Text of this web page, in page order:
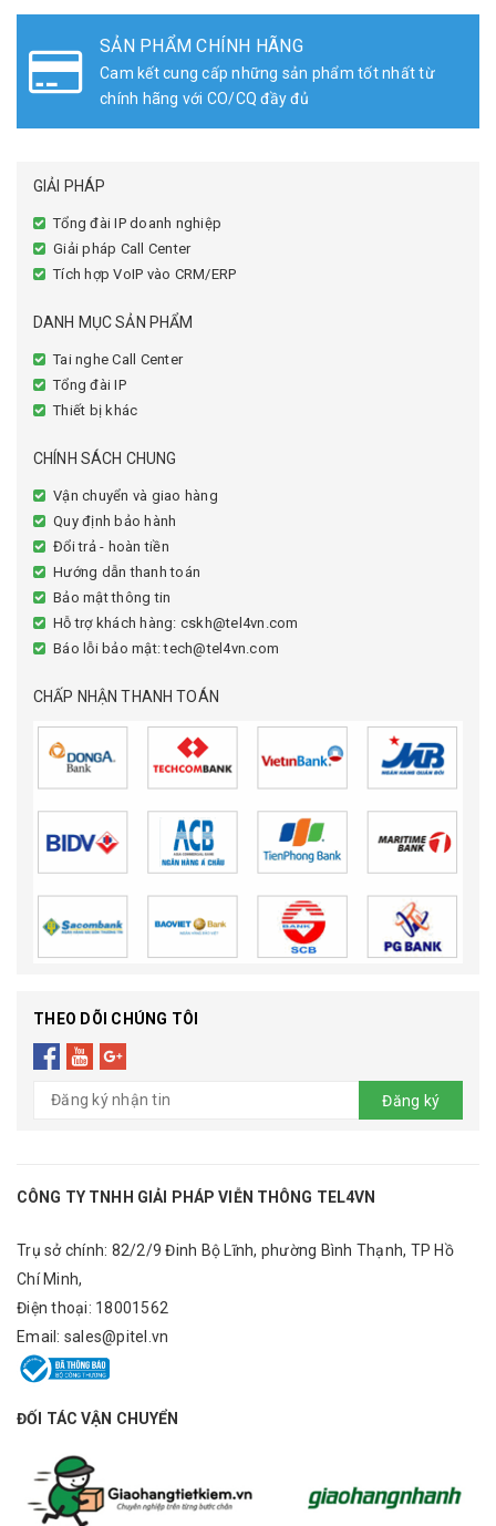
SẢN PHẨM CHÍNH HÃNG
Cam kết cung cấp những sản phẩm tốt nhất từ
chính hãng với CO/CQ đầy đủ
GIẢI PHÁP
Tổng đài IP doanh nghiệp
Giải pháp Call Center
Tích hợp VoIP vào CRM/ERP
DANH MỤC SẢN PHẨM
Tai nghe Call Center
Tổng đài IP
Thiết bị khác
CHÍNH SÁCH CHUNG
Vận chuyển và giao hàng
Quy định bảo hành
Đổi trả - hoàn tiền
Hướng dẫn thanh toán
Bảo mật thông tin
Hỗ trợ khách hàng: cskh@tel4vn.com
Báo lỗi bảo mật: tech@tel4vn.com
CHẤP NHẬN THANH TOÁN
THEO DÕI CHÚNG TÔI
Đăng ký
CÔNG TY TNHH GIẢI PHÁP VIỄN THÔNG TEL4VN
Trụ sở chính: 82/2/9 Đinh Bộ Lĩnh, phường Bình Thạnh, TP Hồ
Chí Minh,
Điện thoại: 18001562
Email: sales@pitel.vn
ĐỐI TÁC VẬN CHUYỂN